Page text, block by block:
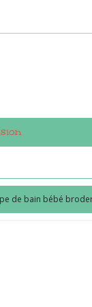
de bain bébé